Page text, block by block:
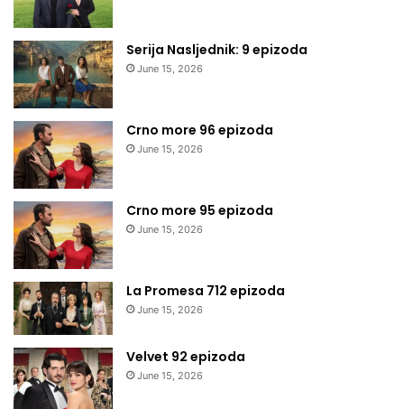
Serija Nasljednik: 9 epizoda
June 15, 2026
Crno more 96 epizoda
June 15, 2026
Crno more 95 epizoda
June 15, 2026
La Promesa 712 epizoda
June 15, 2026
Velvet 92 epizoda
June 15, 2026